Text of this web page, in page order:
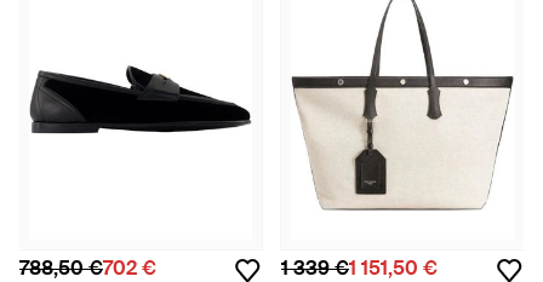
788,50 €702 € 1 339 €1 151,50 €